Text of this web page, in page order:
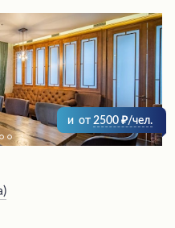
место для
и от 2500 /чел.
)